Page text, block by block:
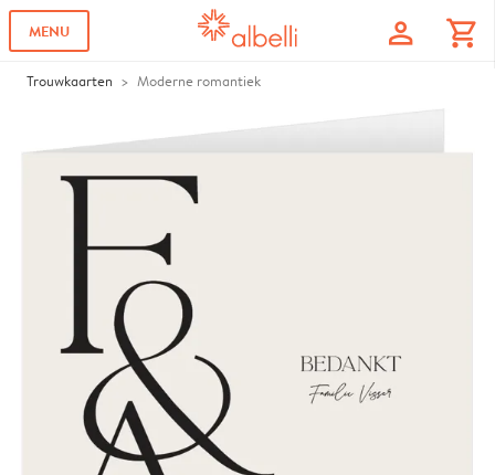
MENU profile shopping_cart
Trouwkaarten Moderne romantiek